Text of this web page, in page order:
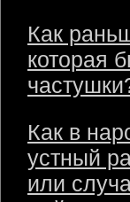
Как
которая
Как в
устный
или